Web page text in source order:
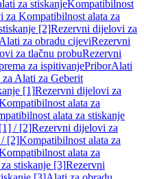
za stiskanjeKompatibilnost
za Kompatibilnost alata za
[2]Rezervni dijelovi za
Alati za obradu cijeviRezervni
za tlačnu probuRezervni
za ispitivanjePriborAlati
Alati za Geberit
[1]Rezervni dijelovi za
alata za
alata za stiskanje
/ [2]Rezervni dijelovi za
/ [2]Kompatibilnost alata za
alata za
stiskanje [3]Rezervni